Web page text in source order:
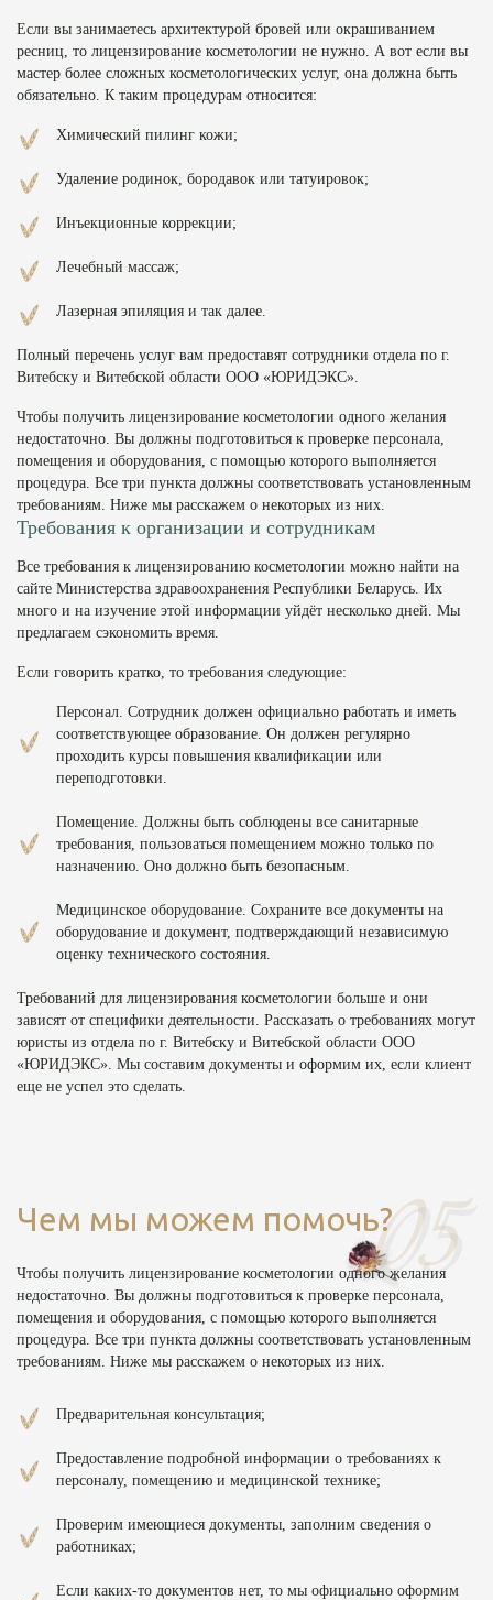
Если вы занимаетесь архитектурой бровей или окрашиванием
ресниц, то лицензирование косметологии не нужно. А вот если вы
мастер более сложных косметологических услуг, она должна быть
обязательно. К таким процедурам относится:
Химический пилинг кожи;
Удаление родинок, бородавок или татуировок;
Инъекционные коррекции;
Лечебный массаж;
Лазерная эпиляция и так далее.
Полный перечень услуг вам предоставят сотрудники отдела по г.
Витебску и Витебской области ООО «ЮРИДЭКС».
Чтобы получить лицензирование косметологии одного желания
недостаточно. Вы должны подготовиться к проверке персонала,
помещения и оборудования, с помощью которого выполняется
процедура. Все три пункта должны соответствовать установленным
требованиям. Ниже мы расскажем о некоторых из них.
Требования к организации и сотрудникам
Все требования к лицензированию косметологии можно найти на
сайте Министерства здравоохранения Республики Беларусь. Их
много и на изучение этой информации уйдёт несколько дней. Мы
предлагаем сэкономить время.
Если говорить кратко, то требования следующие:
Персонал. Сотрудник должен официально работать и иметь
соответствующее образование. Он должен регулярно
проходить курсы повышения квалификации или
переподготовки.
Помещение. Должны быть соблюдены все санитарные
требования, пользоваться помещением можно только по
назначению. Оно должно быть безопасным.
Медицинское оборудование. Сохраните все документы на
оборудование и документ, подтверждающий независимую
оценку технического состояния.
Требований для лицензирования косметологии больше и они
зависят от специфики деятельности. Рассказать о требованиях могут
юристы из отдела по г. Витебску и Витебской области ООО
«ЮРИДЭКС». Мы составим документы и оформим их, если клиент
еще не успел это сделать.
Чем мы можем помочь?
Чтобы получить лицензирование косметологии одного желания
недостаточно. Вы должны подготовиться к проверке персонала,
помещения и оборудования, с помощью которого выполняется
процедура. Все три пункта должны соответствовать установленным
требованиям. Ниже мы расскажем о некоторых из них.
Предварительная консультация;
Предоставление подробной информации о требованиях к
персоналу, помещению и медицинской технике;
Проверим имеющиеся документы, заполним сведения о
работниках;
Если каких-то документов нет, то мы официально оформим